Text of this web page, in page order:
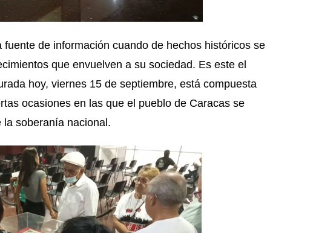
de información cuando de hechos históricos se
que envuelven a su sociedad. Es este el
hoy, viernes 15 de septiembre, está compuesta
ocasiones en las que el pueblo de Caracas se
soberanía nacional.